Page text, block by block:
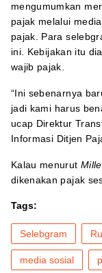
mengumumkan
pajak melalui
pajak. Para
ini. Kebijakan itu
wajib pajak.
“Ini sebenarnya
jadi kami harus
ucap Direktur
Informasi Ditjen
Kalau menurut
dikenakan pajak
Tags:
Selebgram
media sosial